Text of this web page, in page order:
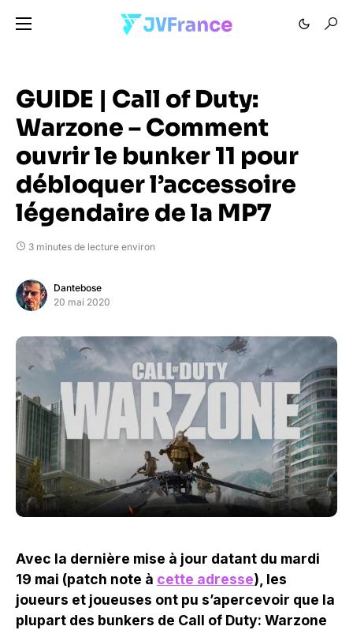
GUIDE | Call of Duty:
Warzone – Comment
ouvrir le bunker 11 pour
débloquer l’accessoire
légendaire de la MP7
3 minutes de lecture environ
Dantebose
20 mai 2020
Avec la dernière mise à jour datant du mardi
19 mai (patch note à cette adresse), les
joueurs et joueuses ont pu s’apercevoir que la
plupart des bunkers de Call of Duty: Warzone